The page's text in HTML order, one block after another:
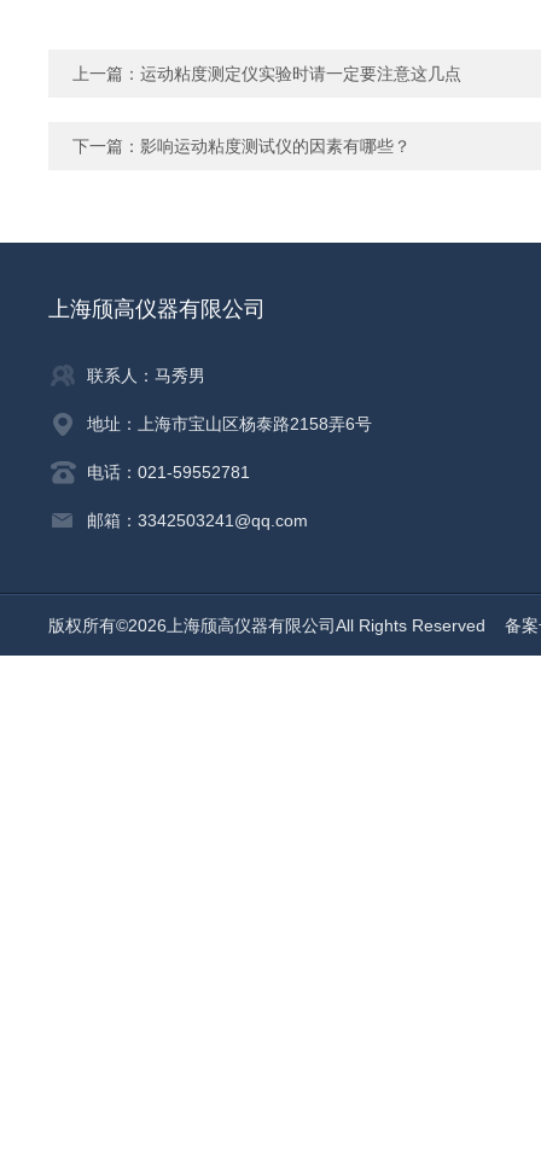
上一篇： 运动粘度测定仪实验时请一定要注意这几点
下一篇： 影响运动粘度测试仪的因素有哪些？
上海颀高仪器有限公司
联系人：马秀男
地址：上海市宝山区杨泰路2158弄6号
电话：021-59552781
邮箱：3342503241@qq.com
版权所有©2026上海颀高仪器有限公司All Rights Reserved 备